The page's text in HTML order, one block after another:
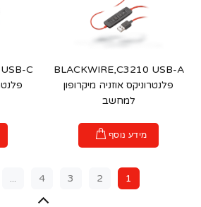
BLACKWIRE,C3210 USB-A
פלנטרוניקס אוזניה מיקרופון
למחשב
מידע נוסף
C
1
2
3
4
...